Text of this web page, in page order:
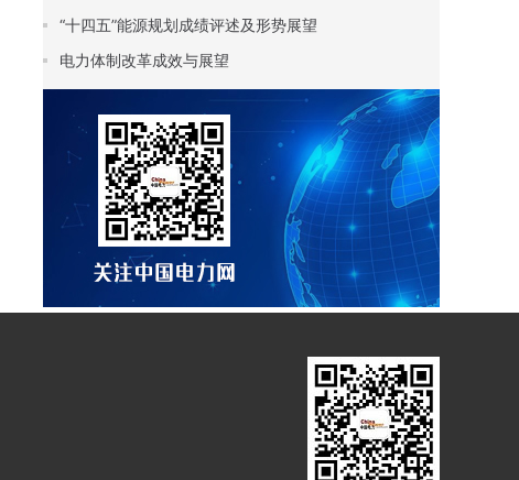
“十四五”能源规划成绩评述及形势展望
电力体制改革成效与展望